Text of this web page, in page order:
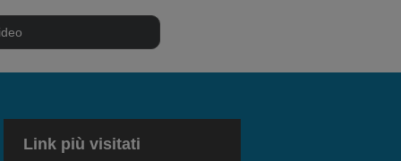
Link più visitati